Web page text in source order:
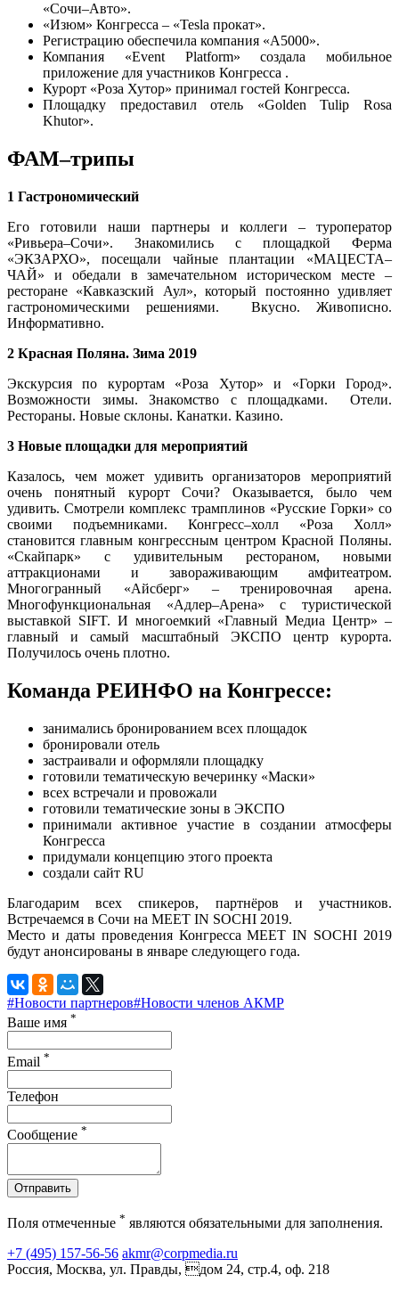
«Сочи–Авто».
«Изюм» Конгресса – «Tesla прокат».
Регистрацию обеспечила компания «А5000».
Компания «Event Platform» создала мобильное
приложение для участников Конгресса .
Курорт «Роза Хутор» принимал гостей Конгресса.
Площадку предоставил отель «Golden Tulip Rosa
Khutor».
ФАМ–трипы
1 Гастрономический
Его готовили наши партнеры и коллеги – туроператор
«Ривьера–Сочи». Знакомились с площадкой Ферма
«ЭКЗАРХО», посещали чайные плантации «МАЦЕСТА–
ЧАЙ» и обедали в замечательном историческом месте –
ресторане «Кавказский Аул», который постоянно удивляет
гастрономическими решениями. Вкусно. Живописно.
Информативно.
2 Красная Поляна. Зима 2019
Экскурсия по курортам «Роза Хутор» и «Горки Город».
Возможности зимы. Знакомство с площадками. Отели.
Рестораны. Новые склоны. Канатки. Казино.
3 Новые площадки для мероприятий
Казалось, чем может удивить организаторов мероприятий
очень понятный курорт Сочи? Оказывается, было чем
удивить. Смотрели комплекс трамплинов «Русские Горки» со
своими подъемниками. Конгресс–холл «Роза Холл»
становится главным конгрессным центром Красной Поляны.
«Скайпарк» с удивительным рестораном, новыми
аттракционами и завораживающим амфитеатром.
Многогранный «Айсберг» – тренировочная арена.
Многофункциональная «Адлер–Арена» с туристической
выставкой SIFT. И многоемкий «Главный Медиа Центр» –
главный и самый масштабный ЭКСПО центр курорта.
Получилось очень плотно.
Команда РЕИНФО на Конгрессе:
занимались бронированием всех площадок
бронировали отель
застраивали и оформляли площадку
готовили тематическую вечеринку «Маски»
всех встречали и провожали
готовили тематические зоны в ЭКСПО
принимали активное участие в создании атмосферы
Конгресса
придумали концепцию этого проекта
создали сайт RU
Благодарим всех спикеров, партнёров и участников.
Встречаемся в Сочи на MEET IN SOCHI 2019.
Место и даты проведения Конгресса MEET IN SOCHI 2019
будут анонсированы в январе следующего года.
#Новости партнеров#Новости членов АКМР
Ваше имя *
Email *
Телефон
Сообщение *
Отправить
Поля отмеченные * являются обязательными для заполнения.
+7 (495) 157-56-56 akmr@corpmedia.ru
Россия, Москва, ул. Правды, дом 24, стр.4, оф. 218